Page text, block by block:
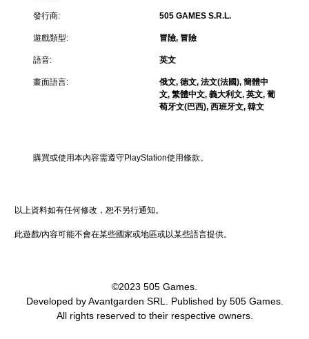
發行商: 505 GAMES S.R.L.
遊戲類型: 冒險, 冒險
語音: 英文
畫面語言:
俄文, 德文, 法文(法國), 簡體中
文, 繁體中文, 義大利文, 英文, 葡
萄牙文(巴西), 西班牙文, 韓文
購買或使用本內容需遵守PlayStation使用條款。
以上資料如有任何修改，恕不另行通知。
此遊戲/內容可能不會在某些國家或地區或以某些語言提供。
©2023 505 Games.
Developed by Avantgarden SRL. Published by 505 Games.
All rights reserved to their respective owners.